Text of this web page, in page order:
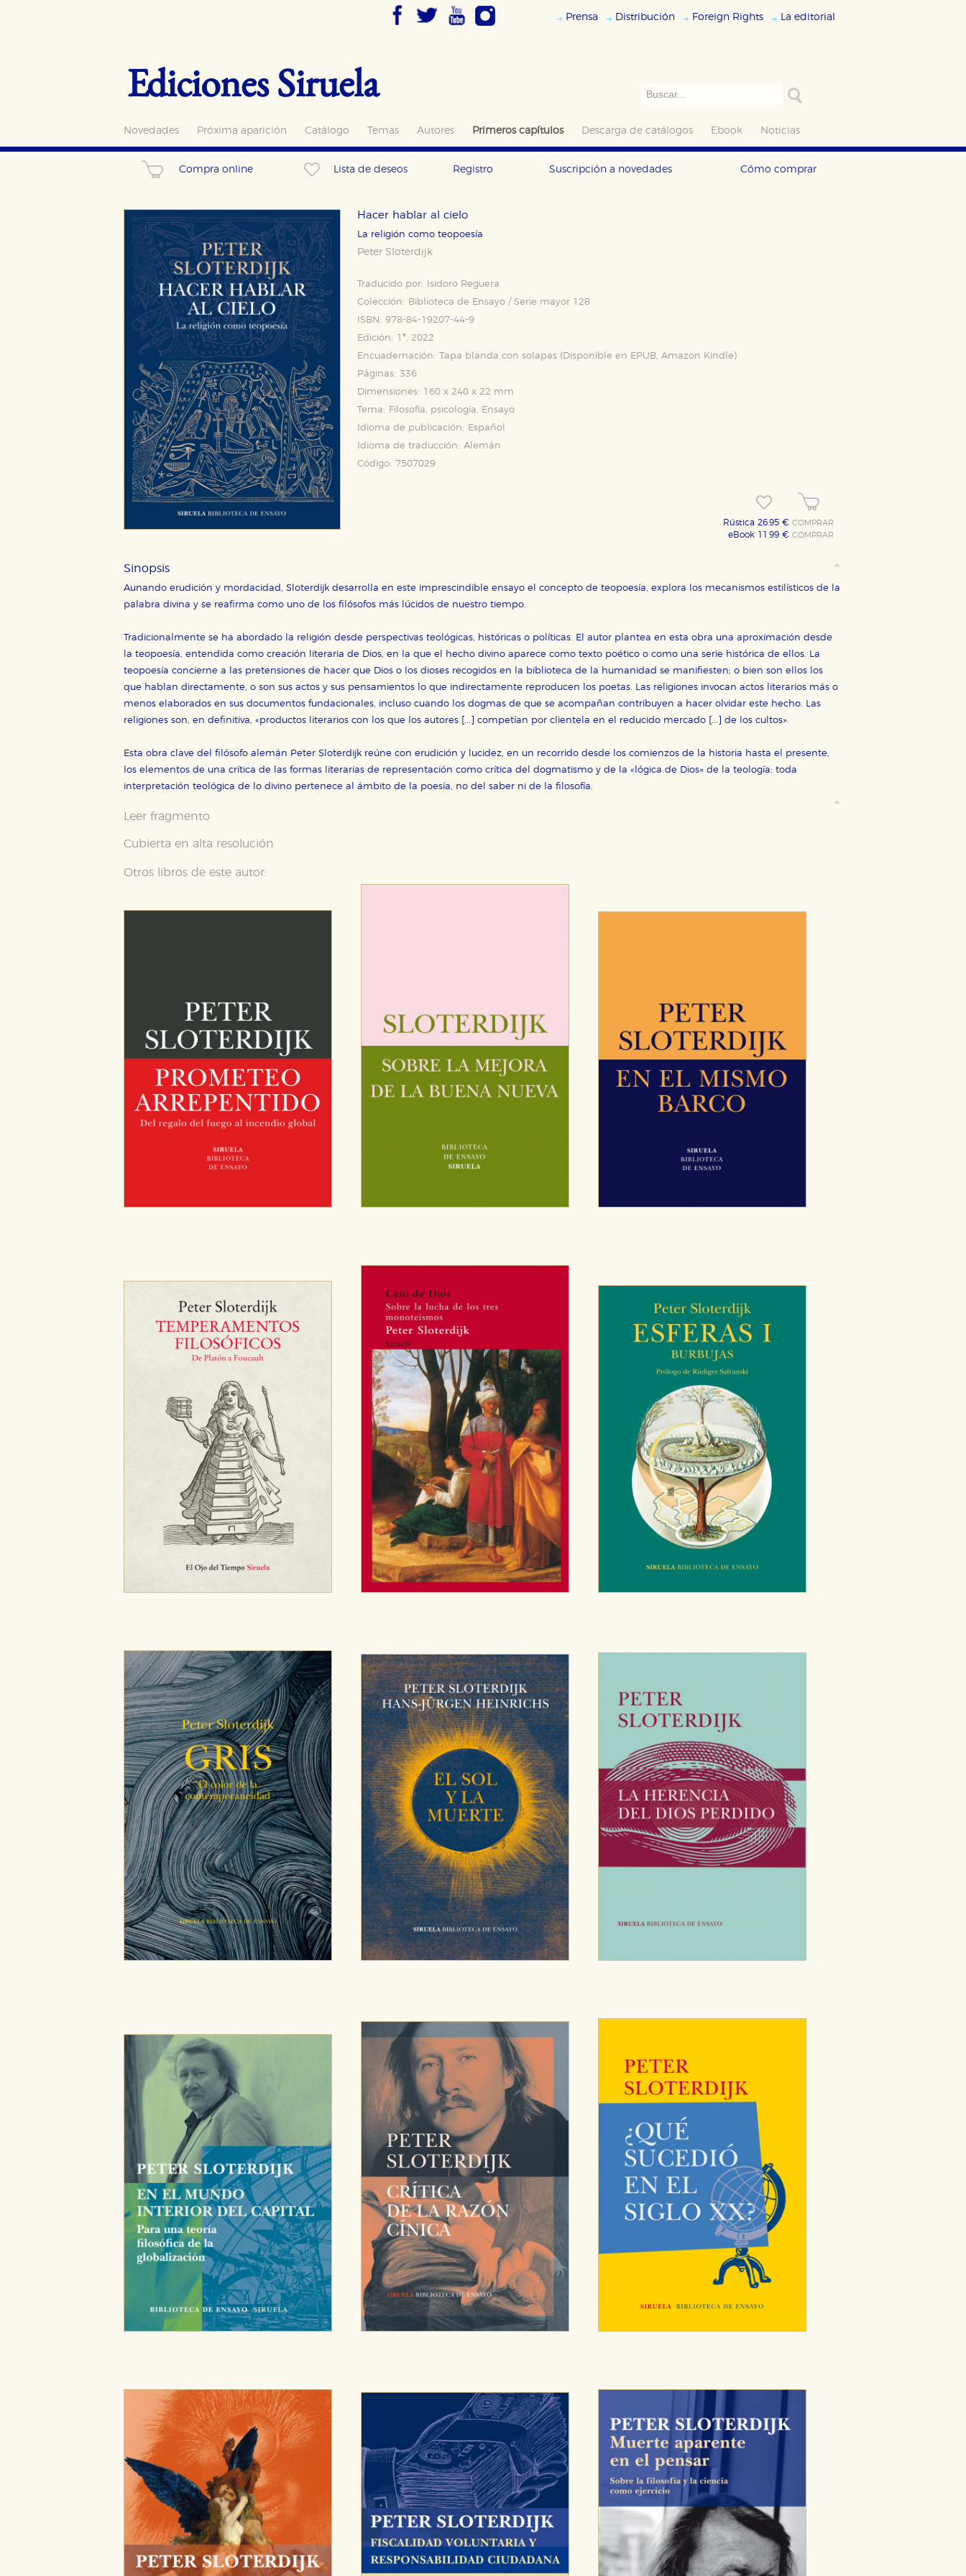
Prensa Distribución Foreign Rights La editorial
Ediciones Siruela
Novedades Próxima aparición Catálogo Temas Autores Primeros capítulos Descarga de catálogos Ebook Noticias
Compra online Lista de deseos Registro Suscripción a novedades Cómo comprar
Hacer hablar al cielo
La religión como teopoesía
Peter Sloterdijk
Traducido por:
Isidoro Reguera
Colección:
Biblioteca de Ensayo / Serie mayor 128
ISBN: 978-84-19207-44-9
Edición: 1ª, 2022
Encuadernación: Tapa blanda con solapas (Disponible en EPUB, Amazon Kindle )
Páginas: 336
Dimensiones: 160 x 240 x 22 mm
Tema:
Filosofía, psicología, Ensayo
Idioma de publicación:
Español
Idioma de traducción: Alemán
Código: 7507029
Rústica 26,95 € COMPRAR
eBook 11,99 € COMPRAR
Sinopsis
Aunando erudición y mordacidad, Sloterdijk desarrolla en este imprescindible ensayo el concepto de teopoesía, explora los mecanismos estilísticos de la
palabra divina y se reafirma como uno de los filósofos más lúcidos de nuestro tiempo.
Tradicionalmente se ha abordado la religión desde perspectivas teológicas, históricas o políticas. El autor plantea en esta obra una aproximación desde
la teopoesía, entendida como creación literaria de Dios, en la que el hecho divino aparece como texto poético o como una serie histórica de ellos. La
teopoesía concierne a las pretensiones de hacer que Dios o los dioses recogidos en la biblioteca de la humanidad se manifiesten; o bien son ellos los
que hablan directamente, o son sus actos y sus pensamientos lo que indirectamente reproducen los poetas. Las religiones invocan actos literarios más o
menos elaborados en sus documentos fundacionales, incluso cuando los dogmas de que se acompañan contribuyen a hacer olvidar este hecho. Las
religiones son, en definitiva, «productos literarios con los que los autores [...] competían por clientela en el reducido mercado [...] de los cultos».
Esta obra clave del filósofo alemán Peter Sloterdijk reúne con erudición y lucidez, en un recorrido desde los comienzos de la historia hasta el presente,
los elementos de una crítica de las formas literarias de representación como crítica del dogmatismo y de la «lógica de Dios» de la teología: toda
interpretación teológica de lo divino pertenece al ámbito de la poesía, no del saber ni de la filosofía.
Leer fragmento
Cubierta en alta resolución
Otros libros de este autor:
CONFIGURACIÓN DE COOKIES HABILITAR TODO RECHAZAR TODO
Cookies necesarias
Estas cookies son necesarias para que nuestro sitio web funcione y no es posible deshabilitarlas desde nuestro sistema. Es posible
hacerlo desde el navegador, pero en ese caso es posible que algunas áreas de nuestra web dejen de funcionar correctamente.
Cookies de rendimiento y analíticas
Estas cookies se utilizan para mejorar su experiencia de navegación y optimizar el funcionamiento de nuestro sitio web. Almacenan
configuraciones de servicios para que no tenga que reconfigurarlos cada vez que nos visita. La información es agregada y, por lo
Estas cookies son gestionadas por nuestros socios publicitarios y se utilizan para mostrar publicidad relevante para sus intereses en
otros sitios. No almacenan directamente información personal sino que se basan en la identificación única de su navegador y
dispositivo de internet.
GUARDAR CONFIGURACIÓN
Puede consultar nuestrapolítica de cookies